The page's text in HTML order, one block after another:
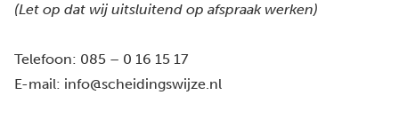
(Let op dat wij uitsluitend op afspraak werken)
Telefoon: 085 – 0 16 15 17
E-mail: info@scheidingswijze.nl